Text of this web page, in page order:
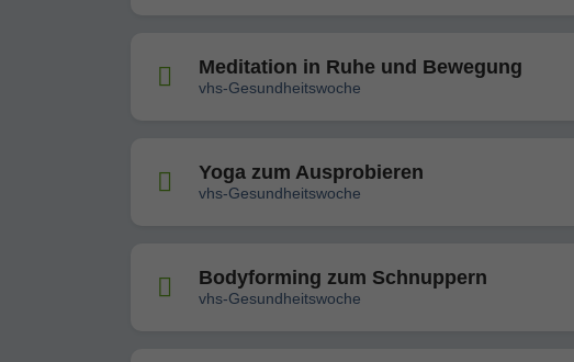
Meditation in Ruhe und Bewegung
vhs-Gesundheitswoche
Yoga zum Ausprobieren
vhs-Gesundheitswoche
Bodyforming zum Schnuppern
vhs-Gesundheitswoche